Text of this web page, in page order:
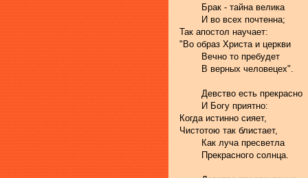
	Брак - тайна велика
	И во всех почтенна;
Так апостол научает:
"Во образ Христа и церкви
	Вечно то пребудет
	В верных человецех".
	Девство есть прекрасно
	И Богу приятно:
Когда истинно сияет,
Чистотою так блистает,
	Как луча пресветла
	Прекрасного солнца.